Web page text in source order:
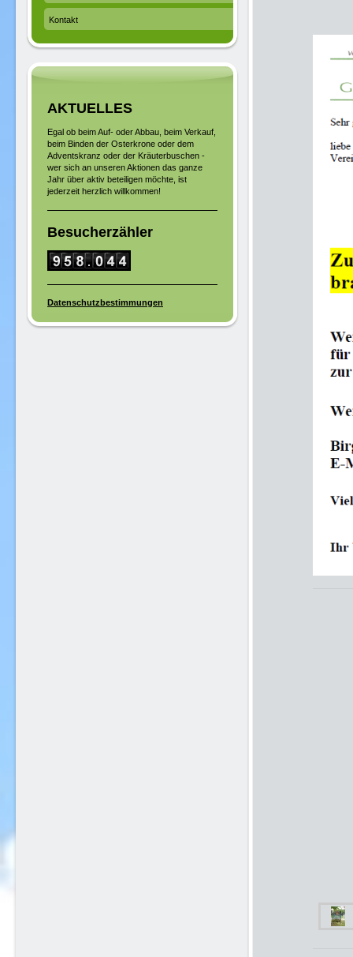
Kontakt
AKTUELLES
Egal ob beim Auf- oder Abbau, beim Verkauf,
beim Binden der Osterkrone oder dem
Adventskranz oder der Kräuterbuschen -
wer sich an unseren Aktionen das ganze
Jahr über aktiv beteiligen möchte, ist
jederzeit herzlich willkommen!
Besucherzähler
Datenschutzbestimmungen